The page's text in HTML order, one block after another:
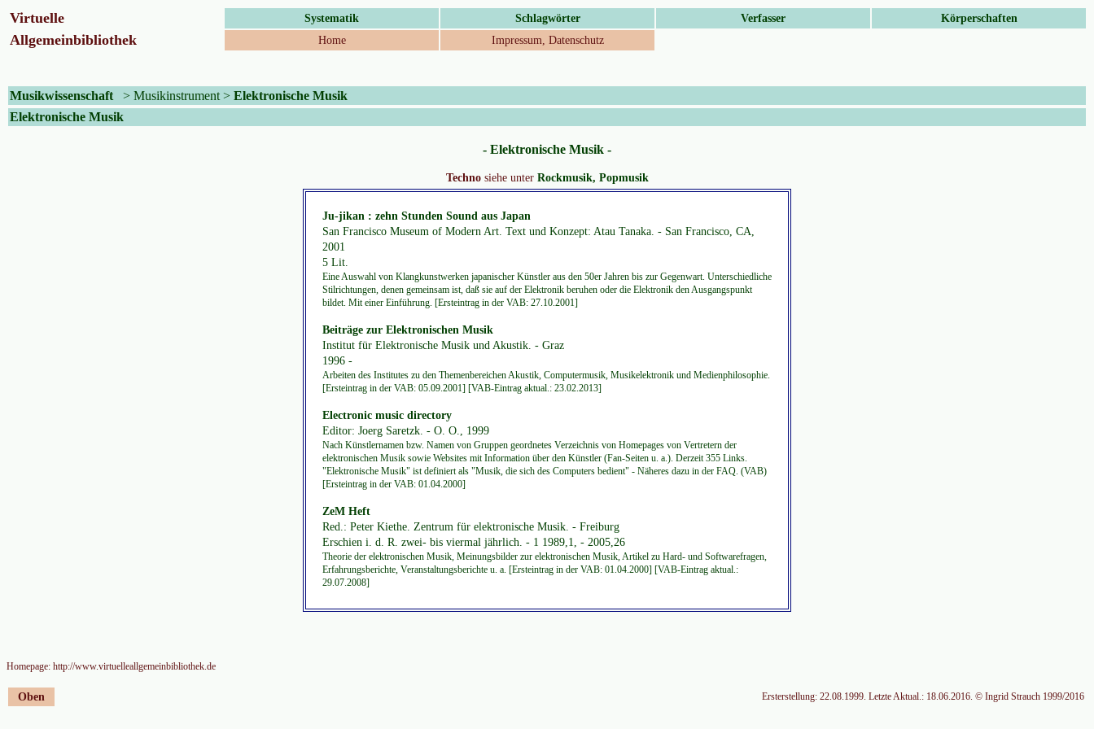
Virtuelle Systematik Schlagwörter Verfasser Körperschaften
Allgemeinbibliothek Home Impressum, Datenschutz
Musikwissenschaft > Musikinstrument > Elektronische Musik
Elektronische Musik
- Elektronische Musik -
Technosiehe unter Rockmusik, Popmusik
Ju-jikan : zehn Stunden Sound aus Japan
San Francisco Museum of Modern Art. Text und Konzept: Atau Tanaka. - San Francisco, CA,
2001
5 Lit.
Eine Auswahl von Klangkunstwerken japanischer Künstler aus den 50er Jahren bis zur Gegenwart. Unterschiedliche
Stilrichtungen, denen gemeinsam ist, daß sie auf der Elektronik beruhen oder die Elektronik den Ausgangspunkt
bildet. Mit einer Einführung. [Ersteintrag in der VAB: 27.10.2001]
Beiträge zur Elektronischen Musik
Institut für Elektronische Musik und Akustik. - Graz
1996 -
Arbeiten des Institutes zu den Themenbereichen Akustik, Computermusik, Musikelektronik und Medienphilosophie.
[Ersteintrag in der VAB: 05.09.2001] [VAB-Eintrag aktual.: 23.02.2013]
Electronic music directory
Editor: Joerg Saretzk. - O. O., 1999
Nach Künstlernamen bzw. Namen von Gruppen geordnetes Verzeichnis von Homepages von Vertretern der
elektronischen Musik sowie Websites mit Information über den Künstler (Fan-Seiten u. a.). Derzeit 355 Links.
"Elektronische Musik" ist definiert als "Musik, die sich des Computers bedient" - Näheres dazu in der FAQ. (VAB)
[Ersteintrag in der VAB: 01.04.2000]
ZeM Heft
Red.: Peter Kiethe. Zentrum für elektronische Musik. - Freiburg
Erschien i. d. R. zwei- bis viermal jährlich. - 1 1989,1, - 2005,26
Theorie der elektronischen Musik, Meinungsbilder zur elektronischen Musik, Artikel zu Hard- und Softwarefragen,
Erfahrungsberichte, Veranstaltungsberichte u. a. [Ersteintrag in der VAB: 01.04.2000] [VAB-Eintrag aktual.:
29.07.2008]
Homepage: http://www.virtuelleallgemeinbibliothek.de
Oben Ersterstellung: 22.08.1999. Letzte Aktual.: 18.06.2016. © Ingrid Strauch 1999/2016